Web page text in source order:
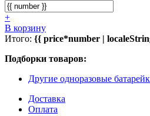
+
В корзину
Итого: {{ price*number |
Подборки товаров:
Другие одноразовые
Доставка
Оплата